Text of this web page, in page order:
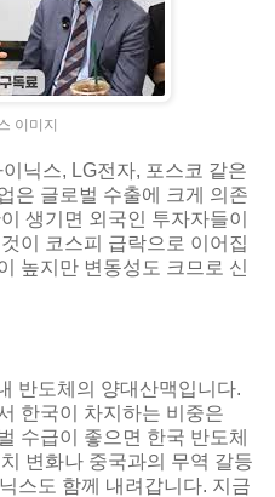
이미지
닉스, LG전자, 포스코 같은
은 글로벌 수출에 크게 의존
생기면 외국인 투자자들이
이 코스피 급락으로 이어집
높지만 변동성도 크므로 신
반도체의 양대산맥입니다.
한국이 차지하는 비중은
수급이 좋으면 한국 반도체
변화나 중국과의 무역 갈등
스도 함께 내려갑니다. 지금